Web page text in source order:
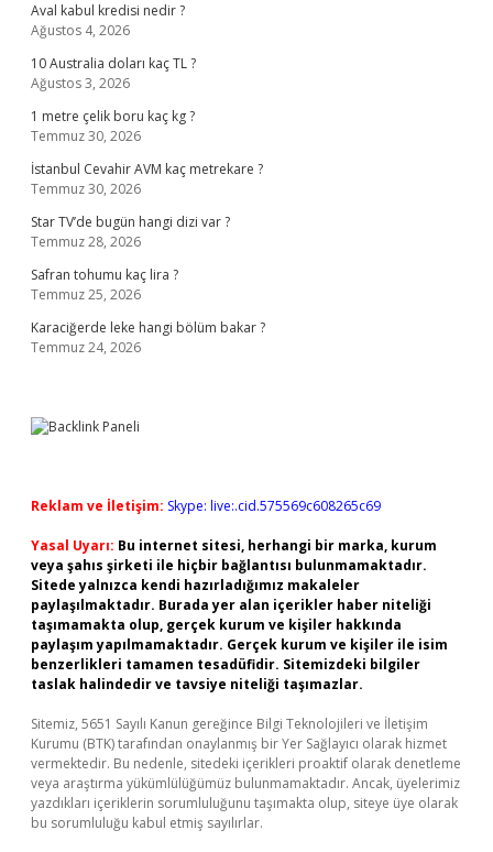
Aval kabul kredisi nedir ?
Ağustos 4, 2026
10 Australia doları kaç TL ?
Ağustos 3, 2026
1 metre çelik boru kaç kg ?
Temmuz 30, 2026
İstanbul Cevahir AVM kaç metrekare ?
Temmuz 30, 2026
Star TV’de bugün hangi dizi var ?
Temmuz 28, 2026
Safran tohumu kaç lira ?
Temmuz 25, 2026
Karaciğerde leke hangi bölüm bakar ?
Temmuz 24, 2026
Reklam ve İletişim: Skype: live:.cid.575569c608265c69
Yasal Uyarı: Bu internet sitesi, herhangi bir marka, kurum
veya şahıs şirketi ile hiçbir bağlantısı bulunmamaktadır.
Sitede yalnızca kendi hazırladığımız makaleler
paylaşılmaktadır. Burada yer alan içerikler haber niteliği
taşımamakta olup, gerçek kurum ve kişiler hakkında
paylaşım yapılmamaktadır. Gerçek kurum ve kişiler ile isim
benzerlikleri tamamen tesadüfidir. Sitemizdeki bilgiler
taslak halindedir ve tavsiye niteliği taşımazlar.
Sitemiz, 5651 Sayılı Kanun gereğince Bilgi Teknolojileri ve İletişim
Kurumu (BTK) tarafından onaylanmış bir Yer Sağlayıcı olarak hizmet
vermektedir. Bu nedenle, sitedeki içerikleri proaktif olarak denetleme
veya araştırma yükümlülüğümüz bulunmamaktadır. Ancak, üyelerimiz
yazdıkları içeriklerin sorumluluğunu taşımakta olup, siteye üye olarak
bu sorumluluğu kabul etmiş sayılırlar.